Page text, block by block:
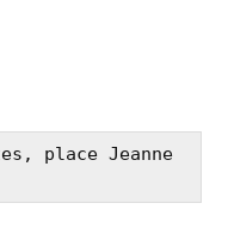
place Jeanne